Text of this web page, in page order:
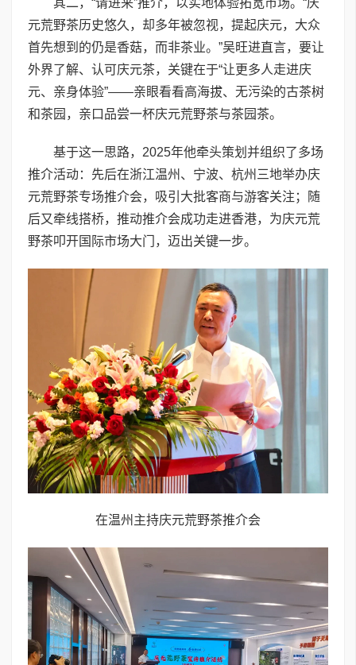
其二，“请进来”推介，以实地体验拓宽市场。“庆
元荒野茶历史悠久，却多年被忽视，提起庆元，大众
首先想到的仍是香菇，而非茶业。”吴旺进直言，要让
外界了解、认可庆元茶，关键在于“让更多人走进庆
元、亲身体验”——亲眼看看高海拔、无污染的古茶树
和茶园，亲口品尝一杯庆元荒野茶与茶园茶。
基于这一思路，2025年他牵头策划并组织了多场
推介活动：先后在浙江温州、宁波、杭州三地举办庆
元荒野茶专场推介会，吸引大批客商与游客关注；随
后又牵线搭桥，推动推介会成功走进香港，为庆元荒
野茶叩开国际市场大门，迈出关键一步。
在温州主持庆元荒野茶推介会